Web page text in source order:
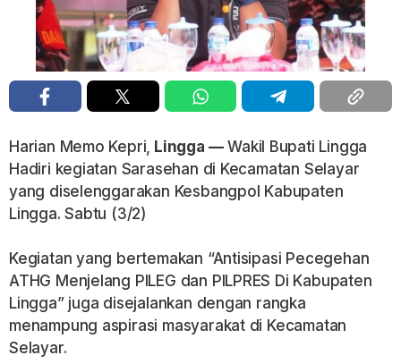
Harian Memo Kepri, Lingga —Wakil Bupati Lingga
Hadiri kegiatan Sarasehan di Kecamatan Selayar
yang diselenggarakan Kesbangpol Kabupaten
Lingga. Sabtu (3/2)
Kegiatan yang bertemakan “Antisipasi Pecegehan
ATHG Menjelang PILEG dan PILPRES Di Kabupaten
Lingga” juga disejalankan dengan rangka
menampung aspirasi masyarakat di Kecamatan
Selayar.